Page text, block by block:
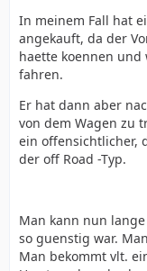
In meinem Fall hat
angekauft, da der
haette koennen und
fahren.
Er hat dann aber
von dem Wagen zu
ein offensichtlicher,
der off Road -Typ.
Man kann nun
so guenstig war.
Man bekommt vlt.